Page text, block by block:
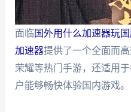
面临国外用什么加速器玩国
加速器提供了一个全面而
荣耀等热门手游，还适用
户能够畅快体验国内游戏。